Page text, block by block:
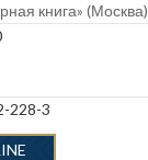
книга» (Москва)
228-3